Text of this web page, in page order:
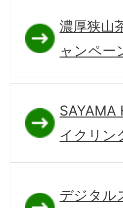
濃厚狭山
ャンペー
SAYAMA
イクリン
デジタル